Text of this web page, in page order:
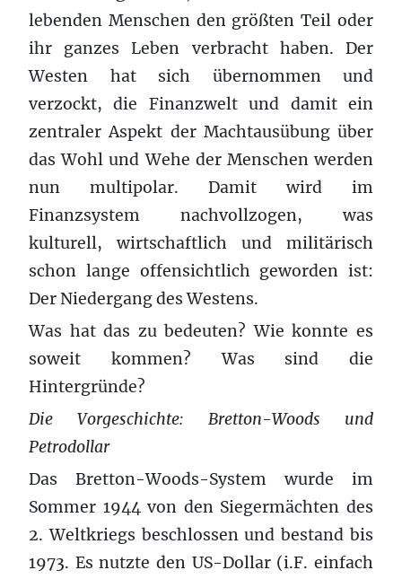
lebenden Menschen den größten Teil oder
ihr ganzes Leben verbracht haben. Der
Westen hat sich übernommen und
verzockt, die Finanzwelt und damit ein
zentraler Aspekt der Machtausübung über
das Wohl und Wehe der Menschen werden
nun multipolar. Damit wird im
Finanzsystem nachvollzogen, was
kulturell, wirtschaftlich und militärisch
schon lange offensichtlich geworden ist:
Der Niedergang des Westens.
Was hat das zu bedeuten? Wie konnte es
soweit kommen? Was sind die
Hintergründe?
Die Vorgeschichte: Bretton-Woods und
Petrodollar
Das Bretton-Woods-System wurde im
Sommer 1944 von den Siegermächten des
2. Weltkriegs beschlossen und bestand bis
1973. Es nutzte den US-Dollar (i.F. einfach